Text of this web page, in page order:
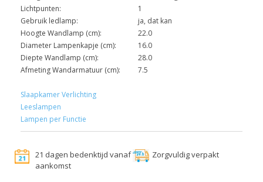
Lichtpunten:
1
Gebruik ledlamp:
ja, dat kan
Hoogte Wandlamp (cm):
22.0
Diameter Lampenkapje (cm):
16.0
Diepte Wandlamp (cm):
28.0
Afmeting Wandarmatuur (cm):
7.5
Slaapkamer Verlichting
Leeslampen
Lampen per Functie
21 dagen bedenktijd vanaf
aankomst
Zorgvuldig verpakt